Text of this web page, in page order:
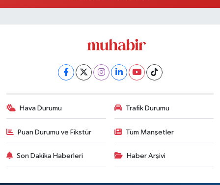
Hava Durumu Trafik Durumu
Puan Durumu ve Fikstür Tüm Manşetler
Son Dakika Haberleri Haber Arşivi